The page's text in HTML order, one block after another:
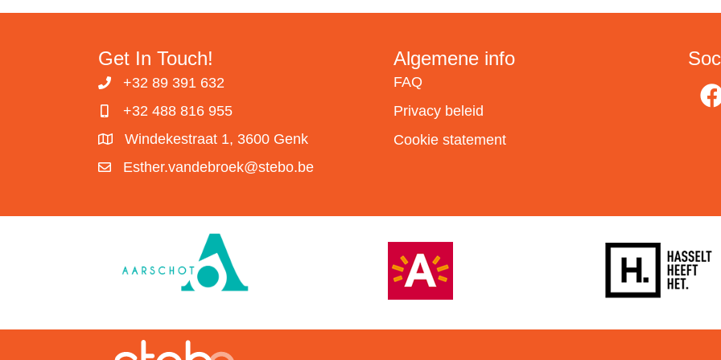
Get In Touch!
+32 89 391 632
+32 488 816 955
Windekestraat 1, 3600 Genk
Esther.vandebroek@stebo.be
Algemene info
FAQ
Privacy beleid
Cookie statement